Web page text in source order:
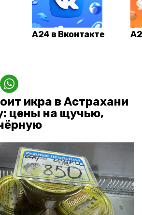
А24 в Вконтакте
икра в Астрахани
цены на щучью,